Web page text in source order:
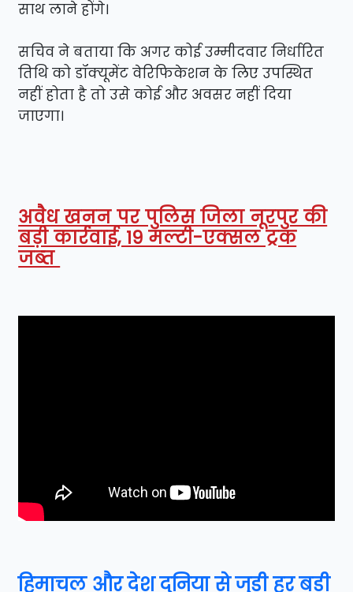
साथ लाने होंगे।
सचिव ने बताया कि अगर कोई उम्मीदवार निर्धारित
तिथि को डॉक्यूमेंट वेरिफिकेशन के लिए उपस्थित
नहीं होता है तो उसे कोई और अवसर नहीं दिया
जाएगा।
अवैध खनन पर पुलिस जिला नूरपुर की
बड़ी कार्रवाई, 19 मल्टी-एक्सल ट्रक
जब्त
हिमाचल और देश दुनिया से जुड़ी हर बड़ी